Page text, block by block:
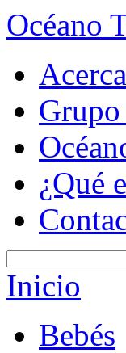
Océano
Grupo
¿Qué
Inicio
Bebés